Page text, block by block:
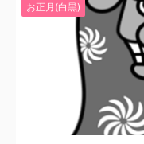
お正月(白黒)